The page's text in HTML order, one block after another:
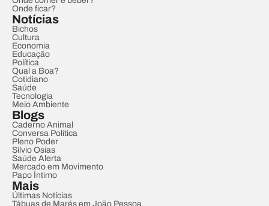
Onde ficar?
Notícias
Bichos
Cultura
Economia
Educação
Política
Qual a Boa?
Cotidiano
Saúde
Tecnologia
Meio Ambiente
Blogs
Caderno Animal
Conversa Política
Pleno Poder
Sílvio Osias
Saúde Alerta
Mercado em Movimento
Papo Íntimo
Mais
Últimas Notícias
Tábuas de Marés em João Pessoa